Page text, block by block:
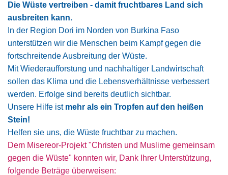
Die Wüste vertreiben - damit fruchtbares Land sich
ausbreiten kann.
In der Region Dori im Norden von Burkina Faso
unterstützen wir die Menschen beim Kampf gegen die
fortschreitende Ausbreitung der Wüste.
Mit Wiederaufforstung und nachhaltiger Landwirtschaft
sollen das Klima und die Lebensverhältnisse verbessert
werden. Erfolge sind bereits deutlich sichtbar.
Unsere Hilfe ist mehr als ein Tropfen auf den heißen
Stein!
Helfen sie uns, die Wüste fruchtbar zu machen.
Dem Misereor-Projekt "Christen und Muslime gemeinsam
gegen die Wüste" konnten wir, Dank Ihrer Unterstützung,
folgende Beträge überweisen: